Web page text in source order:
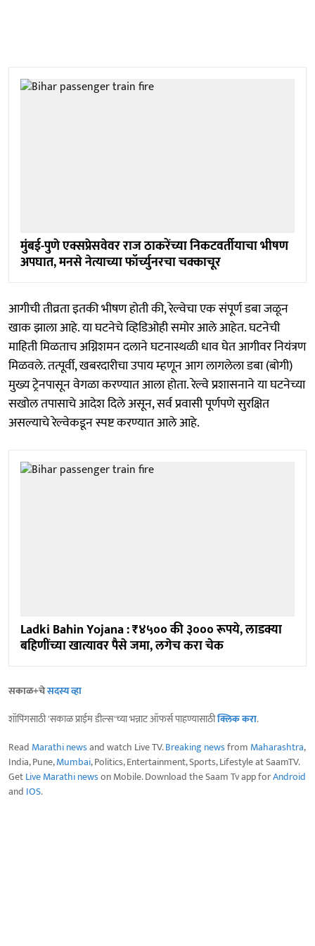
मुंबई-पुणे एक्सप्रेसवेवर राज ठाकरेंच्या निकटवर्तीयाचा भीषण
अपघात, मनसे नेत्याच्या फॉर्च्युनरचा चक्काचूर
आगीची तीव्रता इतकी भीषण होती की, रेल्वेचा एक संपूर्ण डबा जळून
खाक झाला आहे. या घटनेचे व्हिडिओही समोर आले आहेत. घटनेची
माहिती मिळताच अग्निशमन दलाने घटनास्थळी धाव घेत आगीवर नियंत्रण
मिळवले. तत्पूर्वी, खबरदारीचा उपाय म्हणून आग लागलेला डबा (बोगी)
मुख्य ट्रेनपासून वेगळा करण्यात आला होता. रेल्वे प्रशासनाने या घटनेच्या
सखोल तपासाचे आदेश दिले असून, सर्व प्रवासी पूर्णपणे सुरक्षित
असल्याचे रेल्वेकडून स्पष्ट करण्यात आले आहे.
Ladki Bahin Yojana : ₹४५०० की ३००० रूपये, लाडक्या
बहि‍णींच्या खात्यावर पैसे जमा, लगेच करा चेक
सकाळ+चेसदस्य व्हा
शॉपिंगसाठी 'सकाळ प्राईम डील्स'च्या भन्नाट ऑफर्स पाहण्यासाठीक्लिक करा.
Read Marathi newsand watch Live TV.Breaking newsfrom Maharashtra,
India, Pune,Mumbai, Politics, Entertainment, Sports, Lifestyle at SaamTV.
GetLive Marathi newson Mobile. Download the Saam Tv app forAndroid
and IOS.